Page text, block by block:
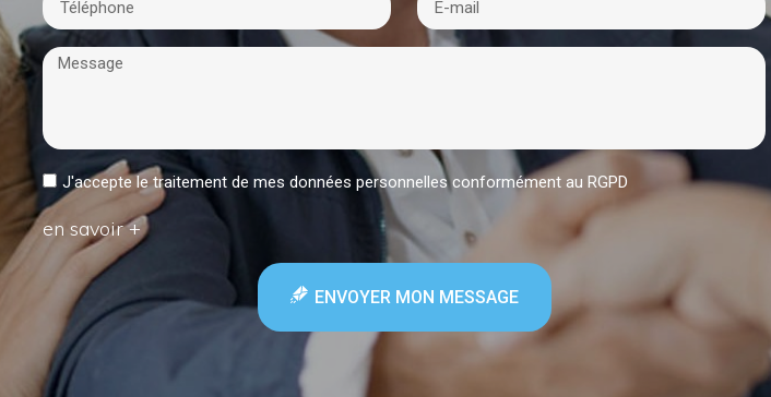
J'accepte le traitement de mes données personnelles conformément au RGPD
en savoir +
ENVOYER MON MESSAGE